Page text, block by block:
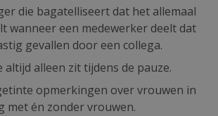
die bagatelliseert dat het allemaal
wanneer een medewerker deelt dat
gevallen door een collega.
altijd alleen zit tijdens de pauze.
opmerkingen over vrouwen in
met én zonder vrouwen.